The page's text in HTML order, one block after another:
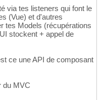
via tes listeners qui font le
(Vue) et d'autres
tes Models (récupérations
stockent + appel de
ce une API de composant
du MVC